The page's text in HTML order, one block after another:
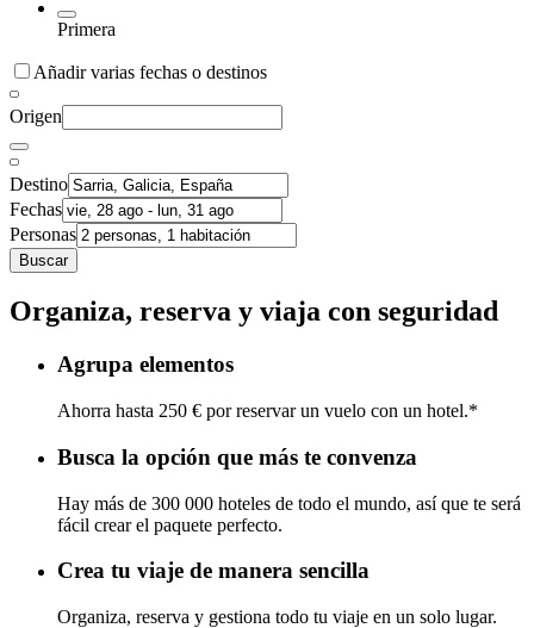
Primera
Añadir varias fechas o destinos
Origen
Destino
Fechas
Personas
Buscar
Organiza, reserva y viaja con seguridad
Agrupa elementos
Ahorra hasta 250 € por reservar un vuelo con un hotel.*
Busca la opción que más te convenza
Hay más de 300 000 hoteles de todo el mundo, así que te será
fácil crear el paquete perfecto.
Crea tu viaje de manera sencilla
Organiza, reserva y gestiona todo tu viaje en un solo lugar.